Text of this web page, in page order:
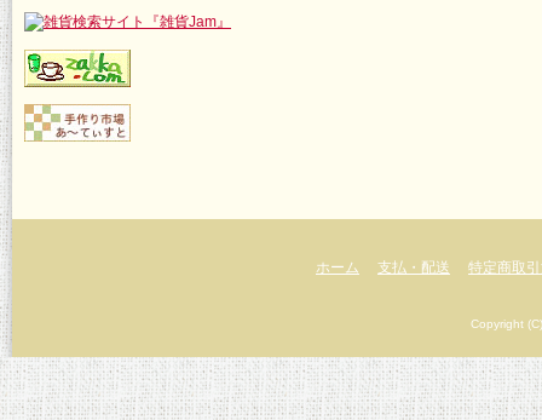
ホーム 支払・配送 特定商取
Copyright